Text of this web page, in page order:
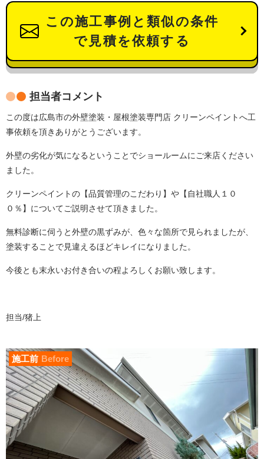
この施工事例と類似の条件
で見積を依頼する
担当者コメント
この度は広島市の外壁塗装・屋根塗装専門店 クリーンペイントへ工
事依頼を頂きありがとうございます。
外壁の劣化が気になるということでショールームにご来店ください
ました。
クリーンペイントの【品質管理のこだわり】や【自社職人１０
０％】についてご説明させて頂きました。
無料診断に伺うと外壁の黒ずみが、色々な箇所で見られましたが、
塗装することで見違えるほどキレイになりました。
今後とも末永いお付き合いの程よろしくお願い致します。
担当/猪上
施工前 Before